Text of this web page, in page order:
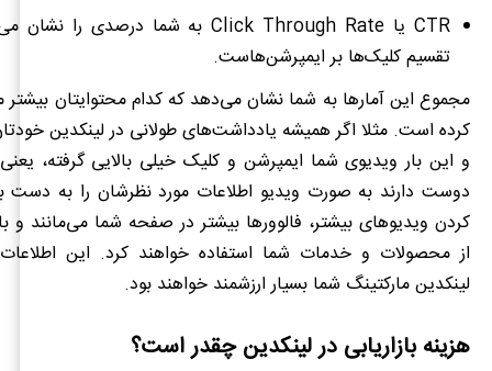
CTR یا Click Through Rateبه شما درصدی را نشان
تقسیم کلیکها بر ایمپرشن‌هاست.
مجموع این آمارها به شما نشان می‌دهد که کدام محتوایتان بیشتر
کرده است. مثلا اگر همیشه یادداشت‌های طولانی در لینکدین
و این بار ویدیوی شما ایمپرشن و کلیک خیلی بالایی گرفته،
دوست دارند به صورت ویدیو اطلاعات مورد نظرشان را به دست
کردن ویدیوهای بیشتر، فالوورها بیشتر در صفحه شما می‌مانند و
از محصولات و خدمات شما استفاده خواهند کرد. این اطلاعات
لینکدین مارکتینگ شما بسیار ارزشمند خواهند بود.
هزینه بازاریابی در لینکدین چقدر است؟